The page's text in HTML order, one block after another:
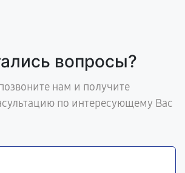
вопросы?
нам и получите
по интересующему Вас